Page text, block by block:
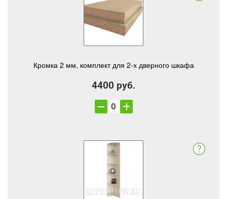
Кромка 2 мм, комплект для 2-х дверного шкафа
4400 руб.